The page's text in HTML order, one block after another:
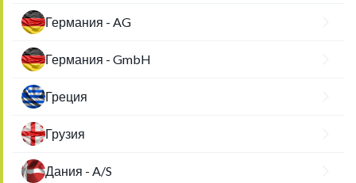
Германия - AG
Германия - GmbH
Греция
Грузия
Дания - A/S